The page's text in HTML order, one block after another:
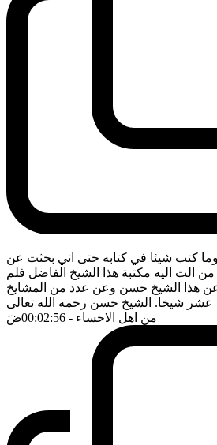
وما كتب شيئا في كتابه حتى اني بحثت عن
من الت اليه مكتبة هذا الشيخ الفاضل فلم
عن هذا الشيخ حسن وعن عدد من المشايخ
عشر شيخا. الشيخ حسن رحمه الله تعالى
من اهل الاحساء - 00:02:56 ضَ